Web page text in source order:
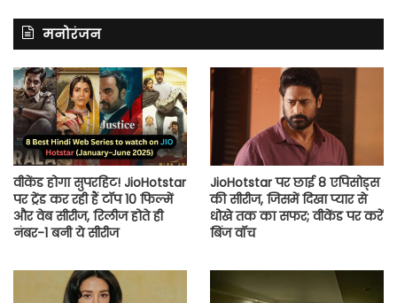
मनोरंजन
वीकेंड होगा सुपरहिट! JioHotstar
पर ट्रेंड कर रही हैं टॉप 10 फिल्में
और वेब सीरीज, रिलीज होते ही
नंबर-1 बनी ये सीरीज
JioHotstar पर छाई 8 एपिसोड्स
की सीरीज, जिसमें दिखा प्यार से
धोखे तक का सफर; वीकेंड पर करें
बिंज वॉच